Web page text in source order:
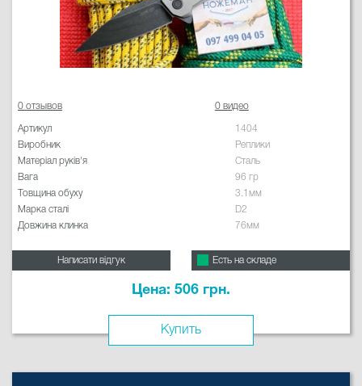
0 отзывов 0 видео
Артикул
1404
Виробник
Реплики
Матеріал руків'я
Сталь
Вага
96 гр
Товщина обуху
3.1мм
Марка сталі
D2
Довжина клинка
76мм
Написати відгук Есть на складе
Цена: 506 грн.
Купить